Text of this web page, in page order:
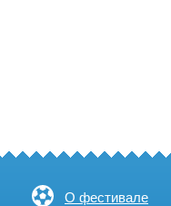
О фестивале